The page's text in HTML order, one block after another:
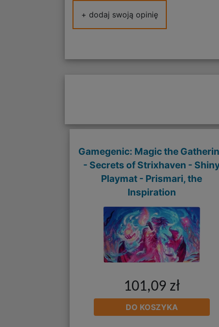
+ dodaj swoją opinię
Gamegenic: Magic the
- Secrets of Strixhaven -
Playmat - Prismari, the
Inspiration
101,09 zł
DO KOSZYKA